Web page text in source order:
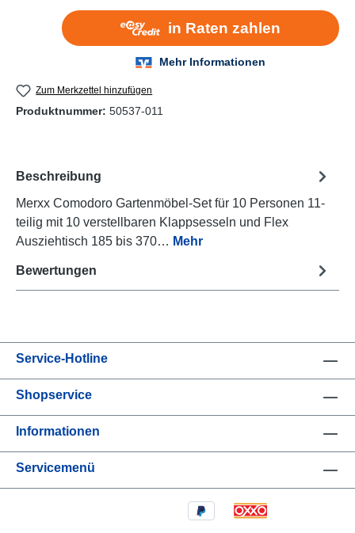
Zum Merkzettel hinzufügen
Produktnummer: 50537-011
Beschreibung
Merxx Comodoro Gartenmöbel-Set für 10 Personen 11-
teilig mit 10 verstellbaren Klappsesseln und Flex
Ausziehtisch 185 bis 370… Mehr
Bewertungen
Service-Hotline
Shopservice
Informationen
Servicemenü